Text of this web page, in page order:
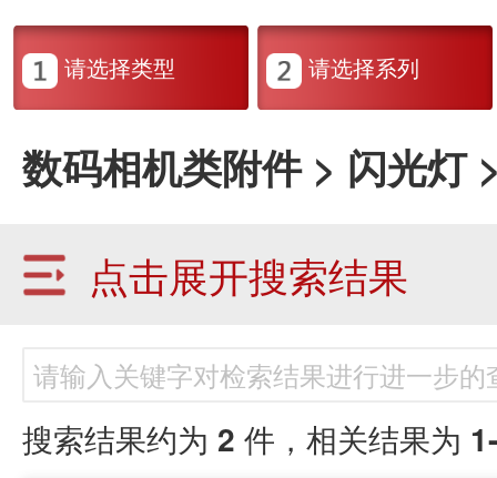
请选择类型 请选择系列
数码相机类附件 > 闪光灯
点击展开搜索结果
搜索结果约为 2 件，相关结果为